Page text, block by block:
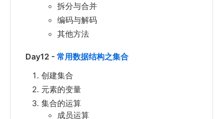
拆分与合并
编码与解码
其他方法
Day12 - 常用数据结构之集合
创建集合
元素的变量
集合的运算
成员运算